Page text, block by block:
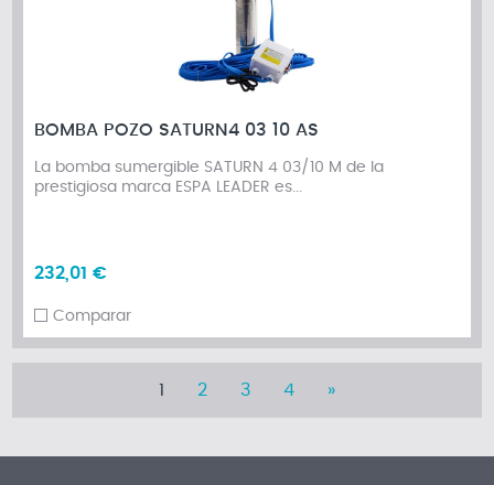
BOMBA POZO SATURN4 03 10 AS
La bomba sumergible SATURN 4 03/10 M de la
prestigiosa marca ESPA LEADER es...
232,01 €
Comparar
1 2 3 4 »